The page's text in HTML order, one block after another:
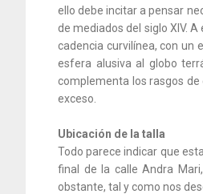
ello debe incitar a pensar
de mediados del siglo XIV.
cadencia curvilínea, con un
esfera alusiva al globo
complementa los rasgos
exceso.
Ubicación de la talla
Todo parece indicar que
final de la calle Andra
obstante, tal y como nos